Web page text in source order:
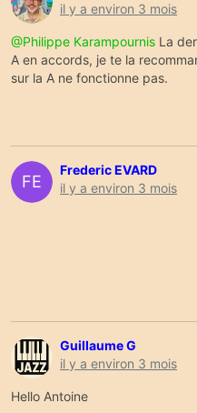
il y a environ 3 mois
@Philippe Karampournis La
A en accords, je te la
sur la A ne fonctionne pas.
FE
Frederic EVARD
il y a environ 3 mois
Guillaume G
il y a environ 3 mois
Hello Antoine